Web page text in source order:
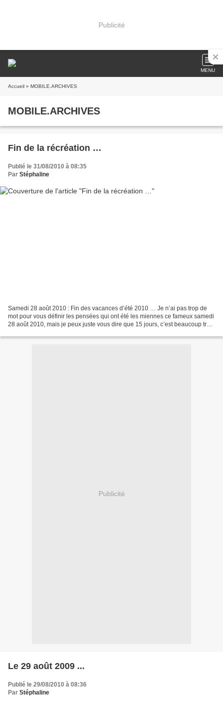
Publicité
MENU
Accueil » MOBILE.ARCHIVES
MOBILE.ARCHIVES
Fin de la récréation …
Publié le 31/08/2010 à 08:35
Par Stéphaline
Samedi 28 août 2010 : Fin des vacances d’été 2010 … Je n’ai pas trop de
mot pour vous définir les pensées qui ont été les miennes ce fameux samedi
28 août 2010, mais je peux juste vous dire que 15 jours, c’est beaucoup trop
Publicité
Le 29 août 2009 ...
Publié le 29/08/2010 à 08:36
Par Stéphaline